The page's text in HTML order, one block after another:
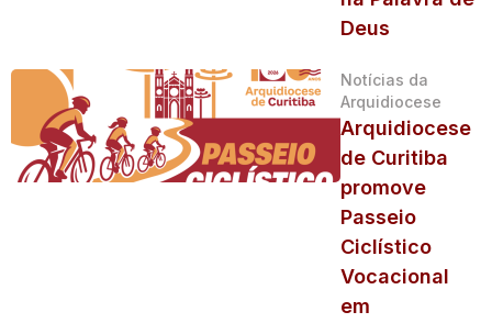
Deus
Notícias da
Arquidiocese
Arquidiocese
de Curitiba
promove
Passeio
Ciclístico
Vocacional
em